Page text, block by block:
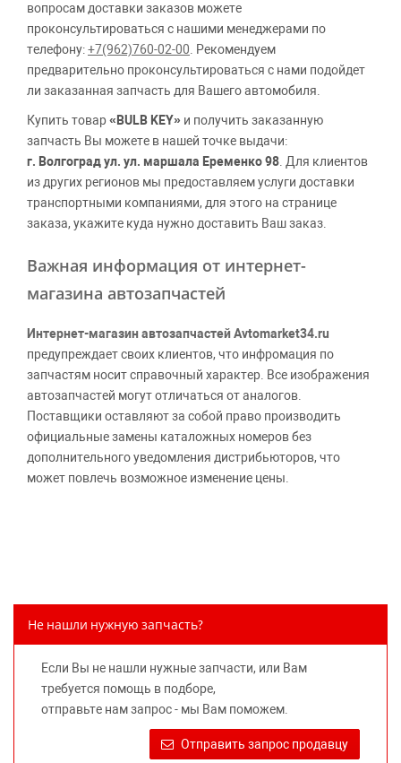
вопросам доставки заказов можете
проконсультироваться с нашими менеджерами по
телефону:+7(962)760-02-00 . Рекомендуем
предварительно проконсультироваться с нами подойдет
ли заказанная запчасть для Вашего автомобиля.
Купить товар«BULB KEY» и получить заказанную
запчасть Вы можете в нашей точке выдачи:
г. Волгоград ул. ул. маршала Еременко 98 . Для клиентов
из других регионов мы предоставляем услуги доставки
транспортными компаниями, для этого на странице
заказа, укажите куда нужно доставить Ваш заказ.
Важная информация от интернет-
магазина автозапчастей
Интернет-магазин автозапчастей Avtomarket34.ru
предупреждает своих клиентов, что инфромация по
запчастям носит справочный характер. Все изображения
автозапчастей могут отличаться от аналогов.
Поставщики оставляют за собой право производить
официальные замены каталожных номеров без
дополнительного уведомления дистрибьюторов, что
может повлечь возможное изменение цены.
предлагаемых к продаже запасных частей для
правообладателей указанных товарных знаков.
Требование предоставлять покупателю необходимую и
достоверную информацию о товаре, предлагаемом к
продаже, обеспечивающую возможность их правильного
выбора возложено на продавца (изготовителя) Законом
Не нашли нужную запчасть?
Если Вы не нашли нужные запчасти, или Вам
требуется помощь в подборе,
отправьте нам запрос - мы Вам поможем.
Отправить запрос продавцу